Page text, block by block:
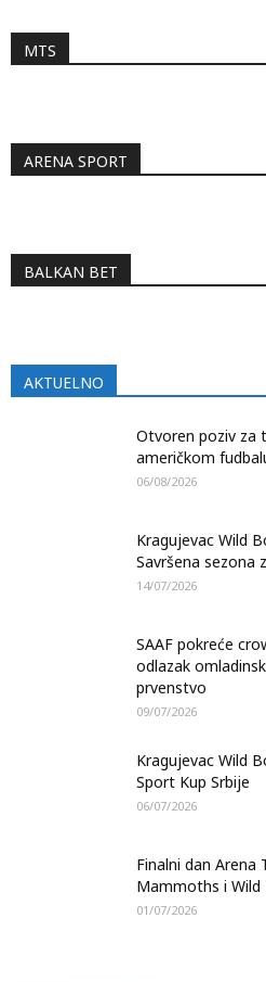
MTS
ARENA SPORT
BALKAN BET
AKTUELNO
Otvoren poziv za
američkom
06/08/2026
Kragujevac Wild
Savršena sezona
14/07/2026
SAAF pokreće
odlazak
prvenstvo
09/07/2026
Kragujevac Wild
Sport Kup Srbije
06/07/2026
Finalni dan Arena
Mammoths i Wild
01/07/2026